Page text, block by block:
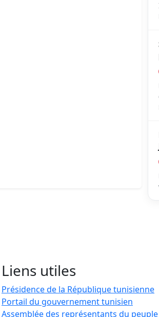
Liens utiles
Présidence de la République tunisienne
Portail du gouvernement tunisien
Assemblée des représentants du peuple